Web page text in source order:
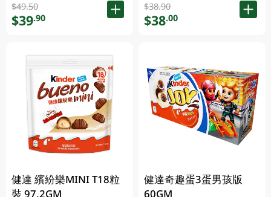
$49.50
$39.90
健達 繽紛樂MINI T18粒
裝 97.2GM
$38.90
$38.00
健達奇趣蛋3蛋男孩版
60GM